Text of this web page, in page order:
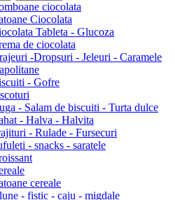
ciocolata
Ciocolata
Tableta - Glucoza
de ciocolata
-Dropsuri - Jeleuri - Caramele
- Gofre
- Salam de biscuiti - Turta dulce
- Halva - Halvita
- Rulade - Fursecuri
- snacks - saratele
cereale
- fistic - caju - migdale